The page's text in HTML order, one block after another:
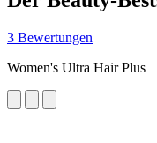
3 Bewertungen
Women's Ultra Hair Plus